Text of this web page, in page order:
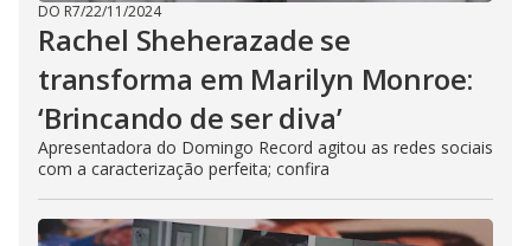
DO R7/22/11/2024
Rachel Sheherazade se
transforma em Marilyn Monroe:
‘Brincando de ser diva’
Apresentadora do Domingo Record agitou as redes sociais
com a caracterização perfeita; confira